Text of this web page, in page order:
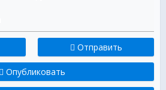
Отправить
Опубликовать